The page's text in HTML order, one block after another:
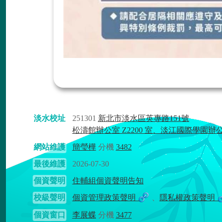
淡水校址 251301 新北市淡水區英專路151號
松濤館辦公室 Z2200 室、淡江國際學園辦
網站維護
簡瑩樺分機 3482
最後維護
2026-07-30
個資聲明
住輔組個資聲明告知
校級聲明
個資管理政策聲明 隱私權政策聲明
個資窗口 李展蝶 分機 3477